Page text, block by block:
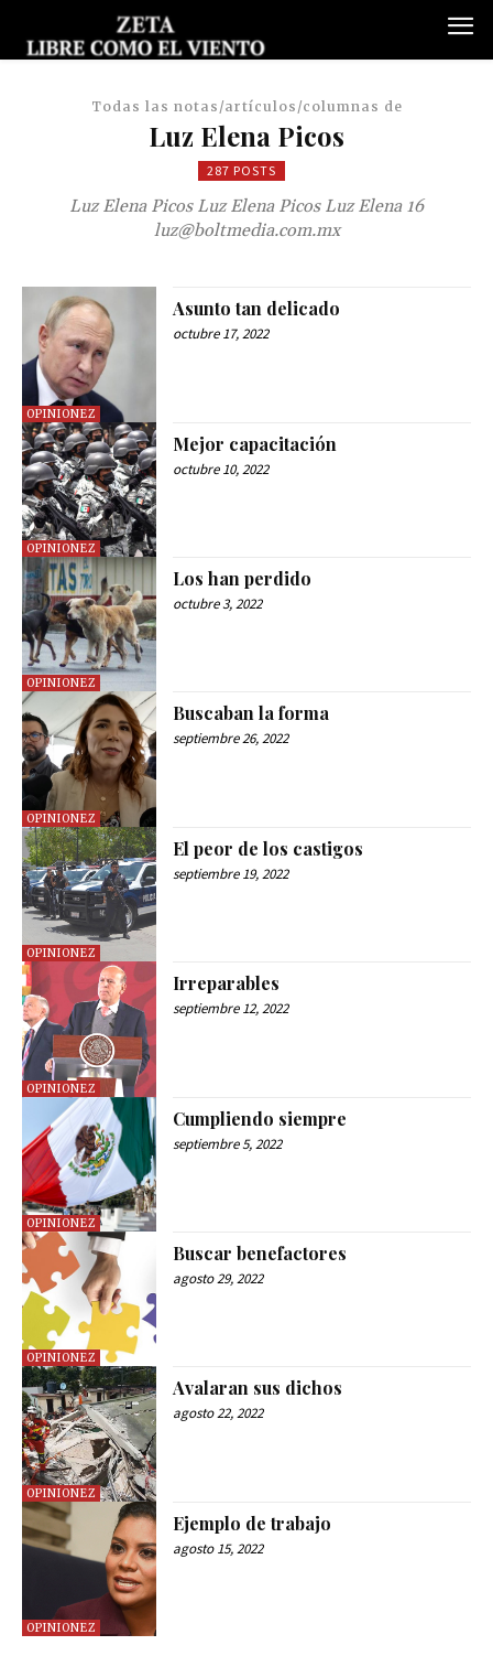
Todas las notas/artículos/columnas de
Luz Elena Picos
287 POSTS
Luz Elena Picos Luz Elena Picos Luz Elena 16
luz@boltmedia.com.mx
OPINIONEZ
Asunto tan delicado
octubre 17, 2022
OPINIONEZ
Mejor capacitación
octubre 10, 2022
OPINIONEZ
Los han perdido
octubre 3, 2022
OPINIONEZ
Buscaban la forma
septiembre 26, 2022
OPINIONEZ
El peor de los castigos
septiembre 19, 2022
OPINIONEZ
Irreparables
septiembre 12, 2022
OPINIONEZ
Cumpliendo siempre
septiembre 5, 2022
OPINIONEZ
Buscar benefactores
agosto 29, 2022
OPINIONEZ
Avalaran sus dichos
agosto 22, 2022
OPINIONEZ
Ejemplo de trabajo
agosto 15, 2022